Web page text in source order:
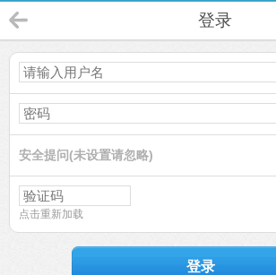
登录
安全提问(未设置请忽略)
点击重新加载
登录